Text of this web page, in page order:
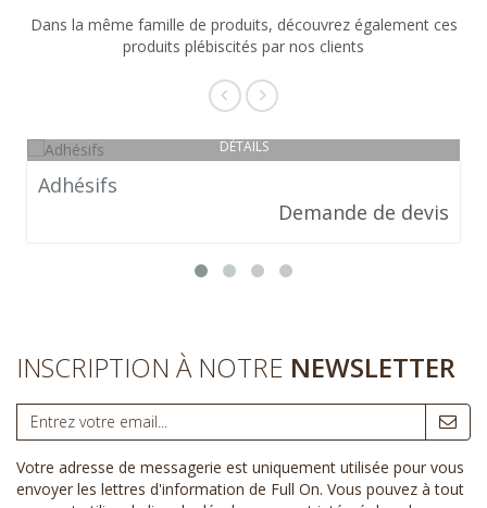
Dans la même famille de produits, découvrez également ces
produits plébiscités par nos clients
DÉTAILS
Adhésifs
Demande de devis
INSCRIPTION À NOTRE NEWSLETTER
Votre adresse de messagerie est uniquement utilisée pour vous
envoyer les lettres d'information de Full On. Vous pouvez à tout